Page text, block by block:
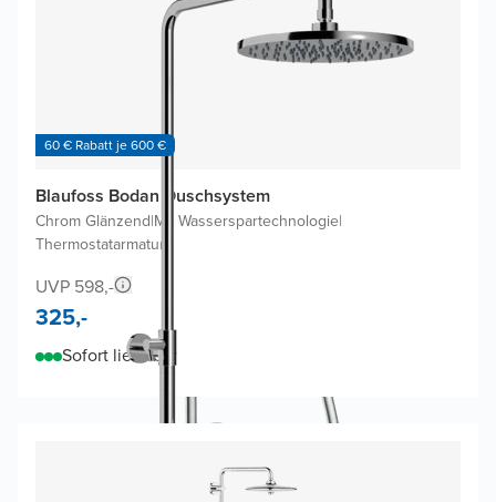
60 € Rabatt je 600 €
Blaufoss Bodan Duschsystem
Chrom Glänzend|Mit Wasserspartechnologie|
Thermostatarmatur
UVP 598,-
325,-
Sofort lieferbar